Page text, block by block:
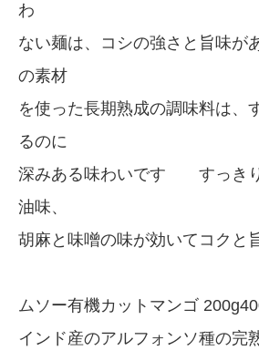
わ
ない麺は、コシの強さと旨味
の素材
を使った長期熟成の調味料は、
るのに
深みある味わいです すっき
油味、
胡麻と味噌の味が効いてコクと
ムソー有機カットマンゴ
インド産のアルフォンソ種の完